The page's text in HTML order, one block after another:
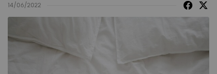
14/06/2022